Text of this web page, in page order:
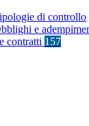
di controllo
e
contratti 157